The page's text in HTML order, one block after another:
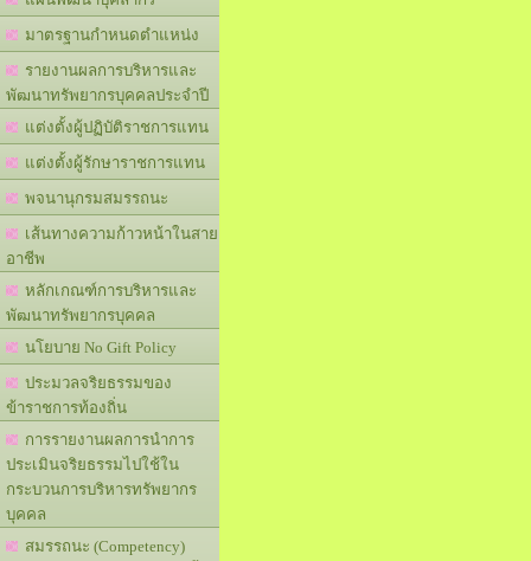
มาตรฐานกำหนดตำแหน่ง
รายงานผลการบริหารและ
พัฒนาทรัพยากรบุคคลประจำปี
แต่งตั้งผู้ปฏิบัติราชการแทน
แต่งตั้งผู้รักษาราชการแทน
พจนานุกรมสมรรถนะ
เส้นทางความก้าวหน้าในสาย
อาชีพ
หลักเกณฑ์การบริหารและ
พัฒนาทรัพยากรบุคคล
นโยบาย No Gift Policy
ประมวลจริยธรรมของ
ข้าราชการท้องถิ่น
การรายงานผลการนำการ
ประเมินจริยธรรมไปใช้ใน
กระบวนการบริหารทรัพยากร
บุคคล
สมรรถนะ (Competency)